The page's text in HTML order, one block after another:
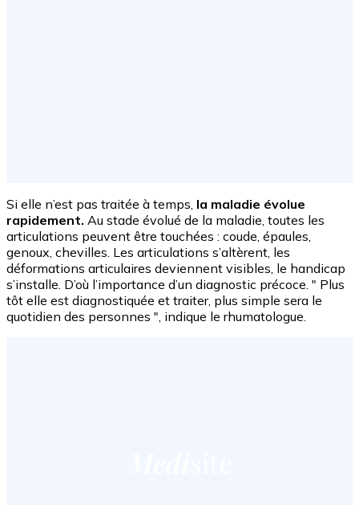
Si elle n’est pas traitée à temps, la maladie évolue
rapidement. Au stade évolué de la maladie, toutes les
articulations peuvent être touchées : coude, épaules,
genoux, chevilles. Les articulations s’altèrent, les
déformations articulaires deviennent visibles, le handicap
s’installe. D’où l’importance d’un diagnostic précoce. " Plus
tôt elle est diagnostiquée et traiter, plus simple sera le
quotidien des personnes ", indique le rhumatologue.